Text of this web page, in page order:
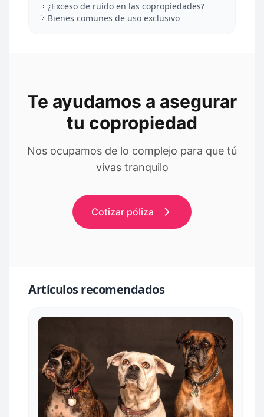
¿Exceso de ruido en las copropiedades?
Bienes comunes de uso exclusivo
Te ayudamos a asegurar
tu copropiedad
Nos ocupamos de lo complejo para que tú
vivas tranquilo
Cotizar póliza
Artículos recomendados